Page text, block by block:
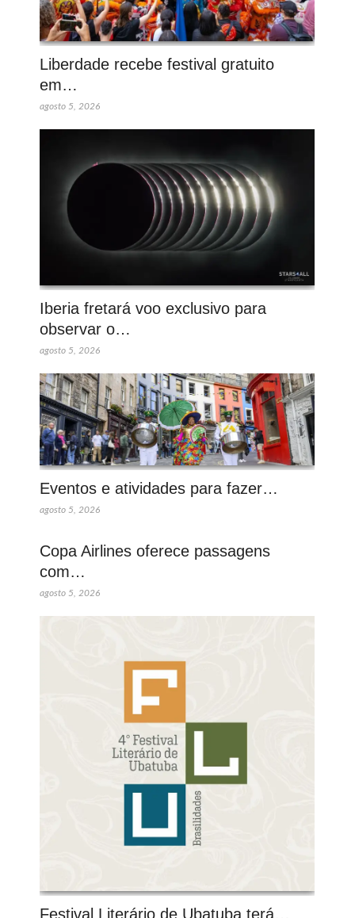
Liberdade recebe festival gratuito
em…
agosto 5, 2026
Iberia fretará voo exclusivo para
observar o…
agosto 5, 2026
Eventos e atividades para fazer…
agosto 5, 2026
Copa Airlines oferece passagens
com…
agosto 5, 2026
Festival Literário de Ubatuba terá…